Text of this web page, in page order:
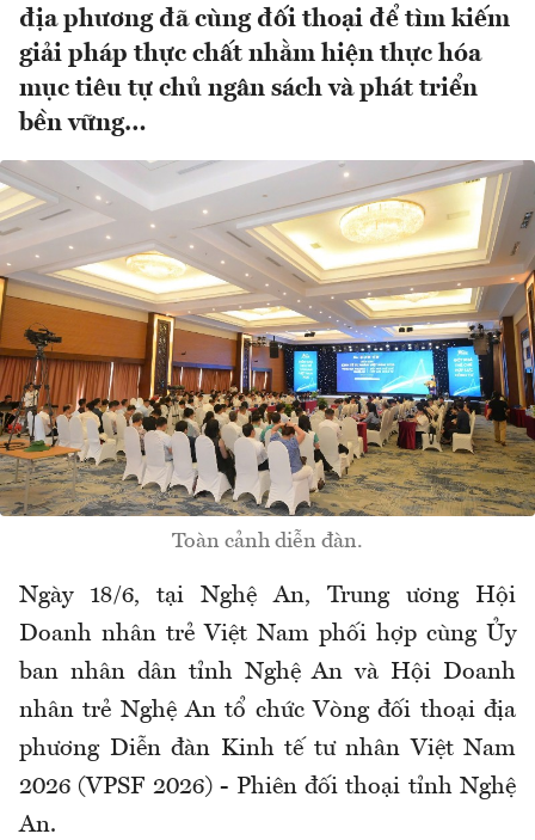
địa phương đã cùng đối thoại để tìm kiếm
giải pháp thực chất nhằm hiện thực hóa
mục tiêu tự chủ ngân sách và phát triển
bền vững…
Toàn cảnh diễn đàn.
Ngày 18/6, tại Nghệ An, Trung ương Hội
Doanh nhân trẻ Việt Nam phối hợp cùng Ủy
ban nhân dân tỉnh Nghệ An và Hội Doanh
nhân trẻ Nghệ An tổ chức Vòng đối thoại địa
phương Diễn đàn Kinh tế tư nhân Việt Nam
2026 (VPSF 2026) - Phiên đối thoại tỉnh Nghệ
An.